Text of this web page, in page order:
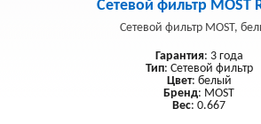
Сетевой фильтр MOST
Сетевой фильтр MOST,
Гарантия: 3 года
Тип: Сетевой фильтр
Цвет: белый
Бренд: MOST
Вес: 0.667